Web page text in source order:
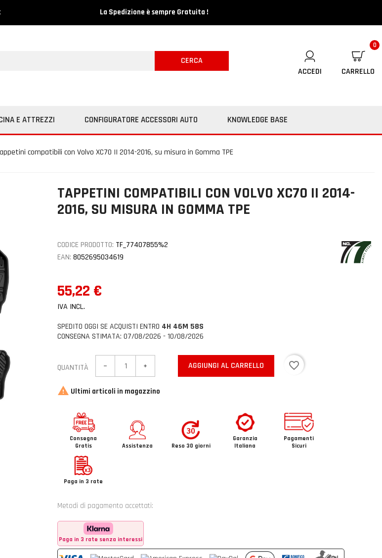
La Spedizione è sempre Gratuita !
CERCA
ACCEDI
CARRELLO
0
E ATTREZZI CONFIGURATORE ACCESSORI AUTO KNOWLEDGE BASE
compatibili con Volvo XC70 II 2014-2016, su misura in Gomma TPE
TAPPETINI COMPATIBILI CON VOLVO XC70 II 2014-
2016, SU MISURA IN GOMMA TPE
CODICE PRODOTTO: TF_77407855%2
EAN: 8052695034619
55,22 €
IVA INCL.
SPEDITO OGGI SE ACQUISTI ENTRO 4H 46M 57S
CONSEGNA STIMATA: 07/08/2026 - 10/08/2026
QUANTITÀ AGGIUNGI AL CARRELLO favorite_border
 Ultimi articoli in magazzino
Consegna
Gratis
Assistenza Reso 30 giorni
Garanzia
Italiana
Pagamenti
Sicuri
Paga in 3 rate
Metodi di pagamento accettati:
Paga in 3 rate senza interessi